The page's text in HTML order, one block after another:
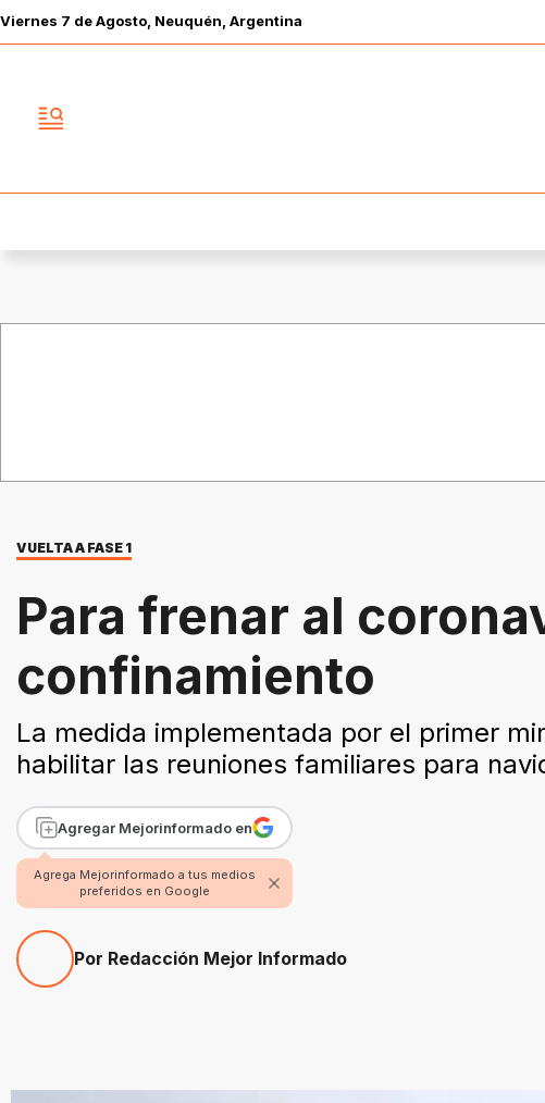
Viernes 7 deAgosto , Neuquén, Argentina
VUELTA A FASE 1
Para frenar al
confinamiento
La medida implementada por el primer
habilitar las reuniones familiares para
Agregar Mejorinformado en
Agrega Mejorinformado a tus medios
preferidos en Google
Por Redacción Mejor Informado